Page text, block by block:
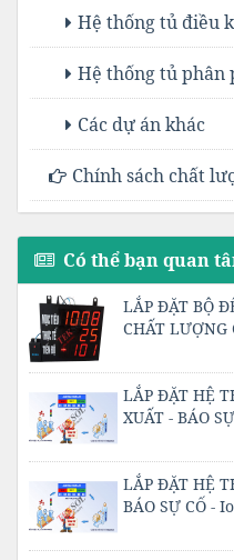
Hệ thống tủ điều
Hệ thống tủ phân
Các dự án khác
Chính sách chất
Có thể bạn quan
LẮP ĐẶT BỘ
CHẤT LƯỢNG
LẮP ĐẶT HỆ
XUẤT - BÁO
LẮP ĐẶT HỆ
BÁO SỰ CỐ -